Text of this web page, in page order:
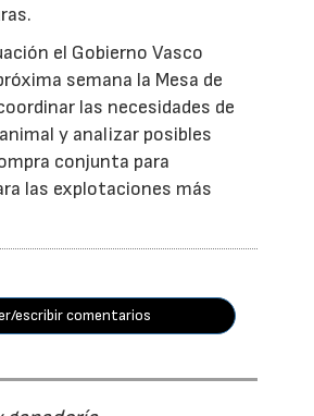
el Gobierno Vasco
semana la Mesa de
las necesidades de
y analizar posibles
conjunta para
las explotaciones más
escribir comentarios